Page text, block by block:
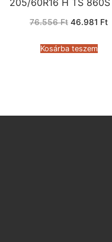
205/60R16 H TS 860S
76.556Ft Original
76.556 Ft.
46.981 Ft
Kosárba teszem